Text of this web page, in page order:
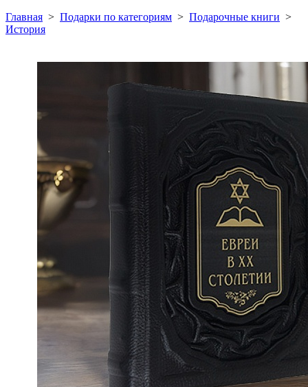
Главная > Подарки по категориям > Подарочные книги >
История